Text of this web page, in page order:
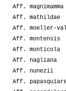
Aff. magnimamma
Aff. mathildae
Aff. moeller-
Aff. montensis
Aff. monticola
Aff. nagliana
Aff. nunezii
Aff.